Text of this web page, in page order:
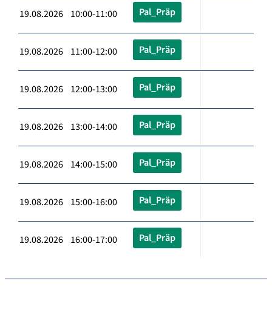
19.08.2026 10:00-11:00 Pal_Präp
19.08.2026 11:00-12:00 Pal_Präp
19.08.2026 12:00-13:00 Pal_Präp
19.08.2026 13:00-14:00 Pal_Präp
19.08.2026 14:00-15:00 Pal_Präp
19.08.2026 15:00-16:00 Pal_Präp
19.08.2026 16:00-17:00 Pal_Präp